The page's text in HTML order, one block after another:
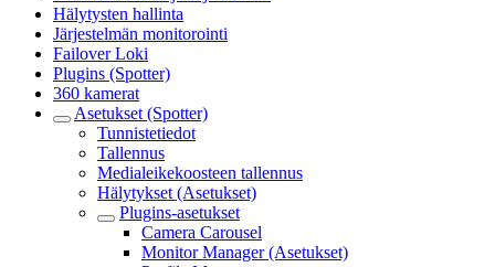
Hälytysten hallinta
Järjestelmän monitorointi
Failover Loki
Plugins (Spotter)
360 kamerat
Asetukset (Spotter)
Tunnistetiedot
Tallennus
Medialeikekoosteen tallennus
Hälytykset (Asetukset)
Plugins-asetukset
Camera Carousel
Monitor Manager (Asetukset)